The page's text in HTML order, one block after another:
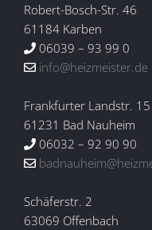
Robert-Bosch-Str. 46
61184 Karben
06039 – 93 99 0
info@heizmeister.de
Frankfurter Landstr. 15
61231 Bad Nauheim
06032 – 92 90 90
Schäferstr. 2
63069 Offenbach